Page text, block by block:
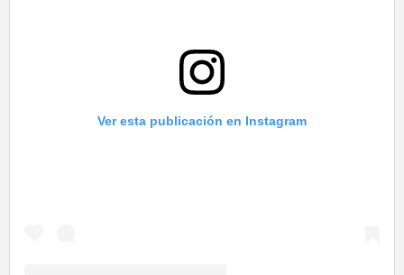
Ver esta publicación en Instagram